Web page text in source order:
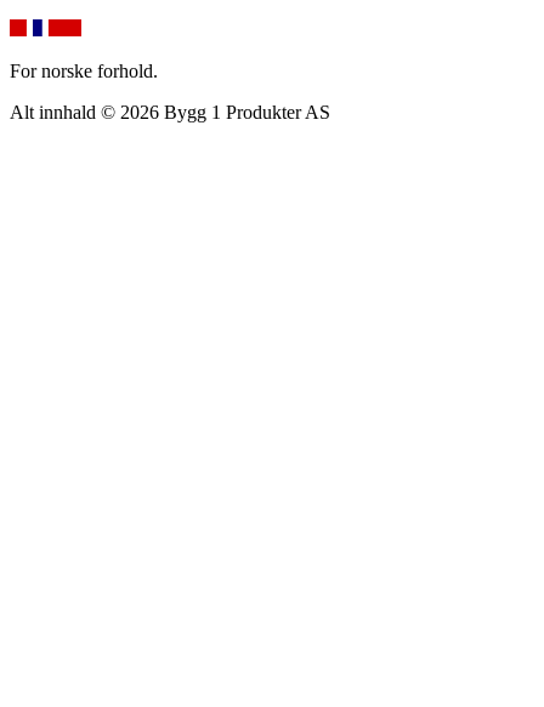
For norske forhold.
Alt innhald © 2026 Bygg 1 Produkter AS